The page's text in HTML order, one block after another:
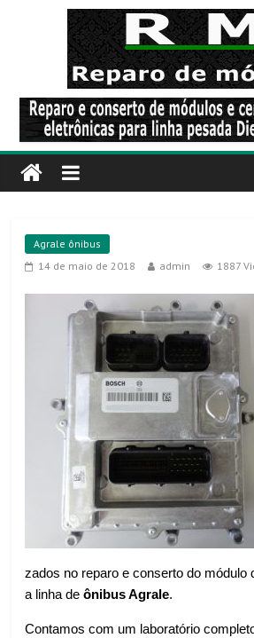
Agrale ônibus
14 de maio de 2018
admin 1887
zados no reparo e conserto do módulo
a linha deônibus Agrale.
Contamos com um laboratório